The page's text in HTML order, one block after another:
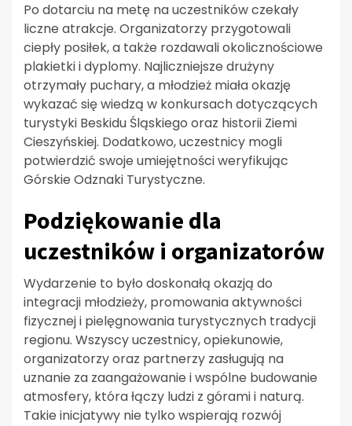
Po dotarciu na metę na uczestników czekały
liczne atrakcje. Organizatorzy przygotowali
ciepły posiłek, a także rozdawali okolicznościowe
plakietki i dyplomy. Najliczniejsze drużyny
otrzymały puchary, a młodzież miała okazję
wykazać się wiedzą w konkursach dotyczących
turystyki Beskidu Śląskiego oraz historii Ziemi
Cieszyńskiej. Dodatkowo, uczestnicy mogli
potwierdzić swoje umiejętności weryfikując
Górskie Odznaki Turystyczne.
Podziękowanie dla
uczestników i organizatorów
Wydarzenie to było doskonałą okazją do
integracji młodzieży, promowania aktywności
fizycznej i pielęgnowania turystycznych tradycji
regionu. Wszyscy uczestnicy, opiekunowie,
organizatorzy oraz partnerzy zasługują na
uznanie za zaangażowanie i wspólne budowanie
atmosfery, która łączy ludzi z górami i naturą.
Takie inicjatywy nie tylko wspierają rozwój